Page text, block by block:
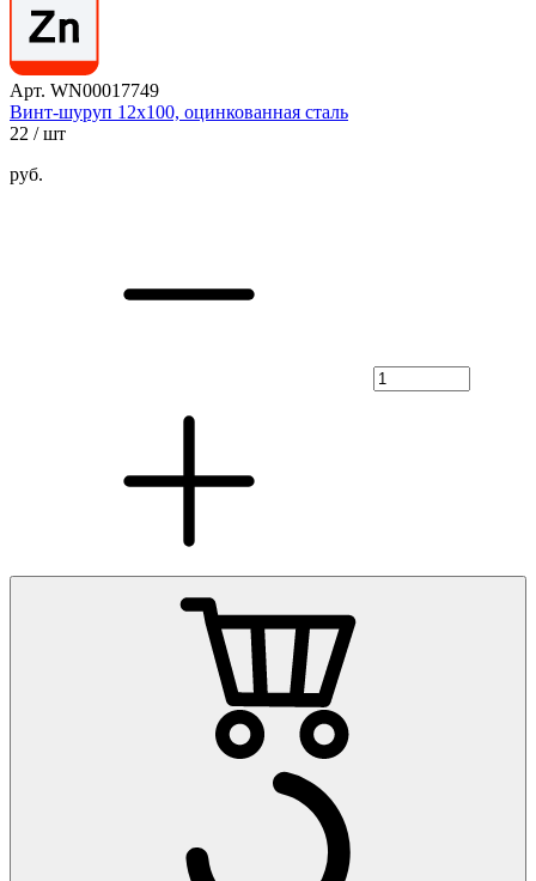
Арт. WN00017749
Винт-шуруп 12х100, оцинкованная сталь
22 / шт
руб.